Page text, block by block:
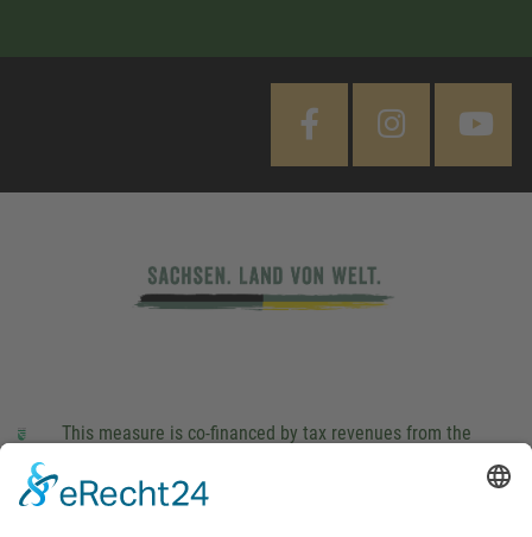
This measure is co-financed by tax revenues from the
Landtag (parliament).